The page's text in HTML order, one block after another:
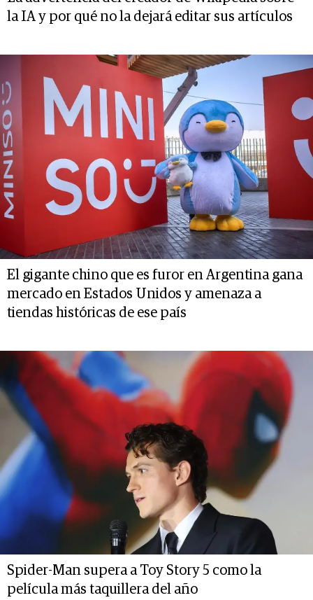
la IA y por qué no la dejará editar sus artículos
El gigante chino que es furor en Argentina gana
mercado en Estados Unidos y amenaza a
tiendas históricas de ese país
Spider-Man supera a Toy Story 5 como la
película más taquillera del año